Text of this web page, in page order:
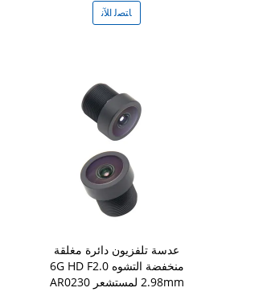
ﺎﺘﺼﻟ ﺍﻶﻧ
عدسة تلفزيون دائرة مغلقة
منخفضة التشوه 6G HD F2.0
2.98mm لمستشعر AR0230